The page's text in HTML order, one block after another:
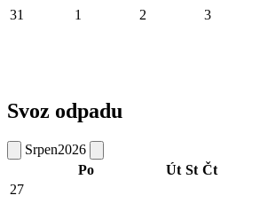
31 1 2 3
Svoz odpadu
Srpen2026
Po
Út St Čt
27